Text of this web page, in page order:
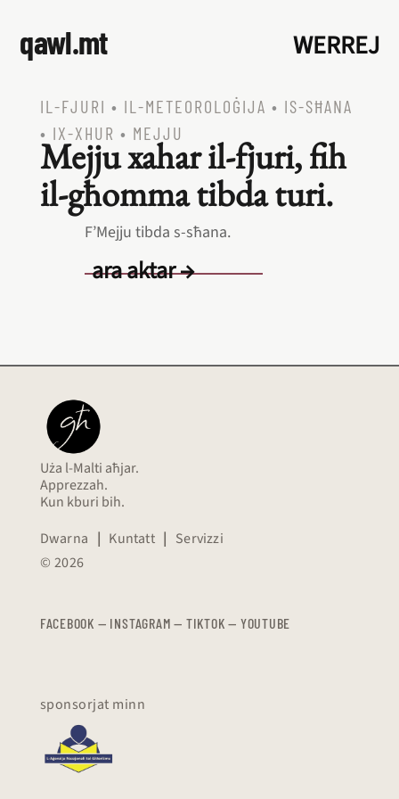
qawl.mt WERREJ
IL‑FJURI • IL‑METEOROLOĠIJA • IS‑SĦANA
• IX‑XHUR • MEJJU
Mejju xahar il‑fjuri, fih
il‑għomma tibda turi.
F’Mejju tibda s‑sħana.
ara aktar →
Uża l-Malti aħjar.
Apprezzah.
Kun kburi bih.
Dwarna | Kuntatt | Servizzi
© 2026
FACEBOOK — INSTAGRAM — TIKTOK — YOUTUBE
sponsorjat minn